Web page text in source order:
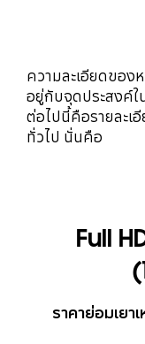
ความละเอียดของ
อยู่กับจุดประสงค์ใ
ต่อไปนี้คือรายละเ
ทั่วไป นั่นคือ
Full
ราคาย่อมเยา